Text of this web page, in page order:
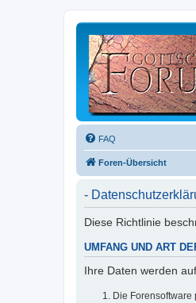
FAQ
Foren-Übersicht
-
Diese Richtlinie
UMFANG UND ART
Ihre Daten werden
Die